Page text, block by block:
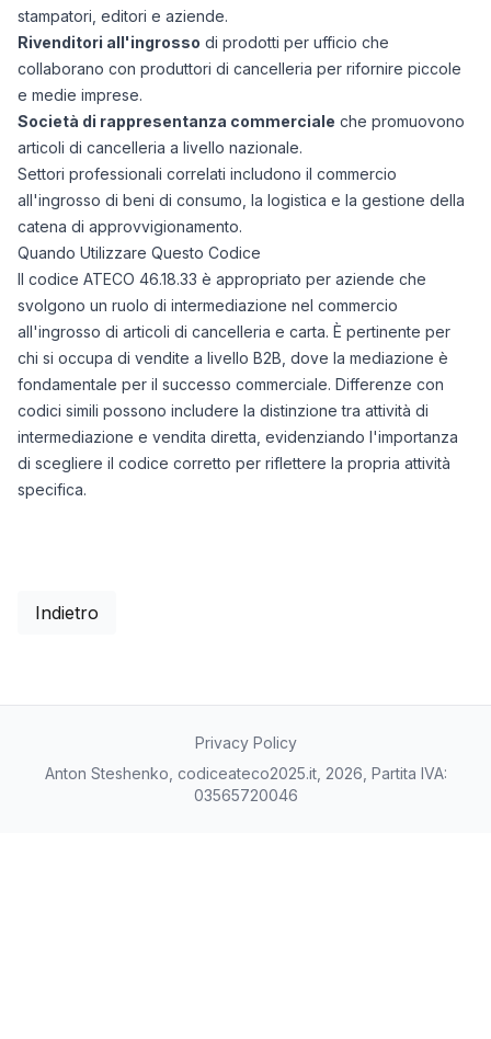
stampatori, editori e aziende.
Rivenditori all'ingrosso di prodotti per ufficio che
collaborano con produttori di cancelleria per rifornire piccole
e medie imprese.
Società di rappresentanza commerciale che promuovono
articoli di cancelleria a livello nazionale.
Settori professionali correlati includono il commercio
all'ingrosso di beni di consumo, la logistica e la gestione della
catena di approvvigionamento.
Quando Utilizzare Questo Codice
Il codice ATECO 46.18.33 è appropriato per aziende che
svolgono un ruolo di intermediazione nel commercio
all'ingrosso di articoli di cancelleria e carta. È pertinente per
chi si occupa di vendite a livello B2B, dove la mediazione è
fondamentale per il successo commerciale. Differenze con
codici simili possono includere la distinzione tra attività di
intermediazione e vendita diretta, evidenziando l'importanza
di scegliere il codice corretto per riflettere la propria attività
specifica.
Indietro
Privacy Policy
Anton Steshenko, codiceateco2025.it, 2026, Partita IVA:
03565720046